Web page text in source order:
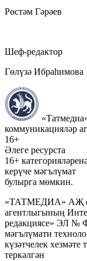
Рөстәм Гәрәев
Шеф-редактор
Гөлүзә Ибраһимова
коммуникацияләр
16+
Әлеге ресурста
16+
керүче мәгълүмат
булырга мөмкин.
«ТАТМЕДИА» АҖ
агентлыгының
редакциясе» ЭЛ №
мәгълүмати
күзәтчелек
теркәлгән